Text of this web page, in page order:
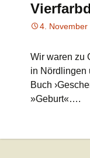
4. November
Wir waren zu
in Nördlingen
Buch
»Geburt«….